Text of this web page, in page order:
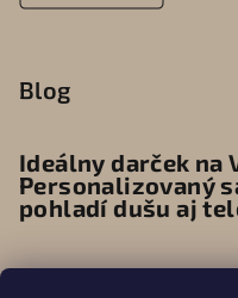
Blog
Ideálny darček na
Personalizovaný
pohladí dušu aj
Ako vybrať